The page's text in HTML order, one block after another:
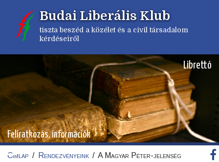
tartalomra
Budai Liberális Klub
tiszta beszéd a közélet és a civil társadalom
kérdéseiről
Librettó
Feliratkozás, információk
Címlap / Rendezvényeink / A Magyar Péter-jelenség